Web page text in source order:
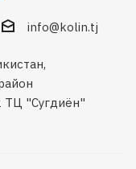
info@kolin.tj
ТЦ "Сугдиён"